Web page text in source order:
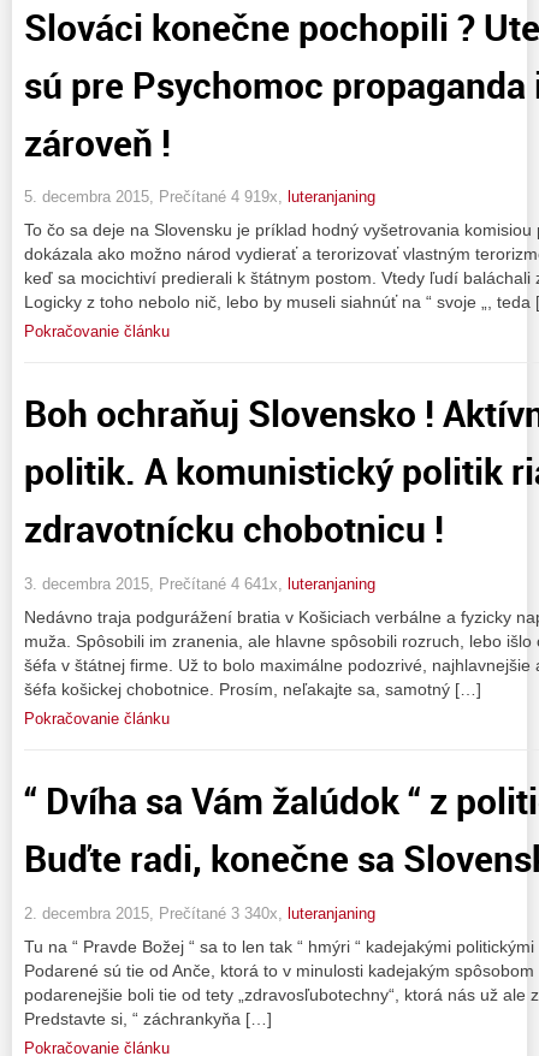
Slováci konečne pochopili ?
sú pre Psychomoc
zároveň !
5. decembra 2015, Prečítané 4 919x, luteranjaning
To čo sa deje na Slovensku je príklad hodný vyšetrovania
dokázala ako možno národ vydierať a terorizovať vlastným
keď sa mocichtiví predierali k štátnym postom. Vtedy ľudí
Logicky z toho nebolo nič, lebo by museli siahnúť na “ svoje „,
Pokračovanie článku
Boh ochraňuj Slovensko !
politik. A komunistický politik
zdravotnícku chobotnicu !
3. decembra 2015, Prečítané 4 641x, luteranjaning
Nedávno traja podgurážení bratia v Košiciach verbálne a fyzicky
muža. Spôsobili im zranenia, ale hlavne spôsobili rozruch, lebo
šéfa v štátnej firme. Už to bolo maximálne podozrivé,
šéfa košickej chobotnice. Prosím, neľakajte sa, samotný […]
Pokračovanie článku
“ Dvíha sa Vám žalúdok “ z
Buďte radi, konečne sa
2. decembra 2015, Prečítané 3 340x, luteranjaning
Tu na “ Pravde Božej “ sa to len tak “ hmýri “ kadejakými
Podarené sú tie od Anče, ktorá to v minulosti kadejakým
podarenejšie boli tie od tety „zdravosľubotechny“, ktorá nás už ale
Predstavte si, “ záchrankyňa […]
Pokračovanie článku